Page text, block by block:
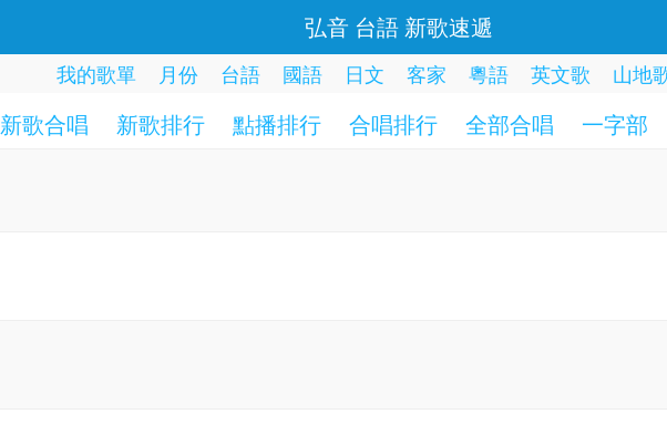
弘音 台語 新歌速遞
我的歌單 月份 台語 國語 日文 客家 粵語 英文歌 山地
新歌合唱 新歌排行 點播排行 合唱排行 全部合唱 一字部